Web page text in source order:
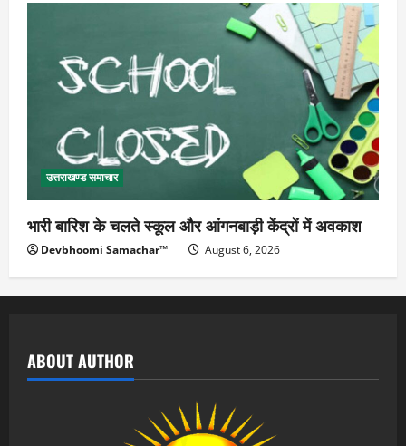
उत्तराखण्ड समाचार
भारी बारिश के चलते स्कूल और आंगनबाड़ी केंद्रों में अवकाश
Devbhoomi Samachar™ August 6, 2026
ABOUT AUTHOR